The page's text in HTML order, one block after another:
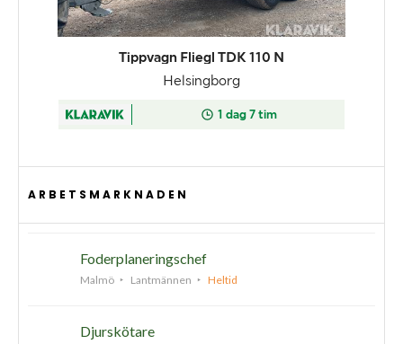
ARBETSMARKNADEN
Foderplaneringschef
Malmö Lantmännen Heltid
Djurskötare